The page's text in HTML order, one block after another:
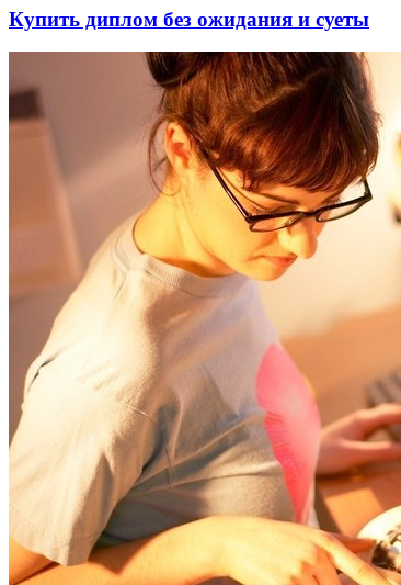
Купить диплом без ожидания и суеты